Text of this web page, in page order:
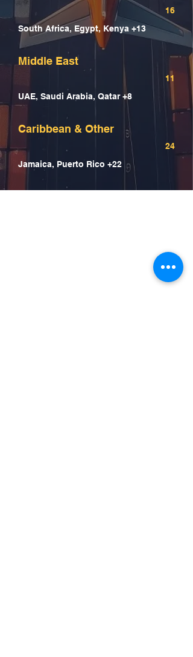
16
South Africa, Egypt, Kenya +13
Middle East
11
UAE, Saudi Arabia, Qatar +8
Caribbean & Other
24
Jamaica, Puerto Rico +22